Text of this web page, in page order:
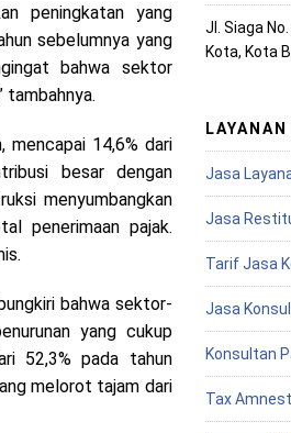
peningkatan yang
sebelumnya yang
bahwa sektor
tambahnya.
mencapai 14,6% dari
besar dengan
menyumbangkan
penerimaan pajak.
bahwa sektor-
yang cukup
52,3% pada tahun
melorot tajam dari
Jl. Siaga
Kota, Kota
Jasa
Jasa
Tarif Jasa
Jasa
Konsultan
Tax